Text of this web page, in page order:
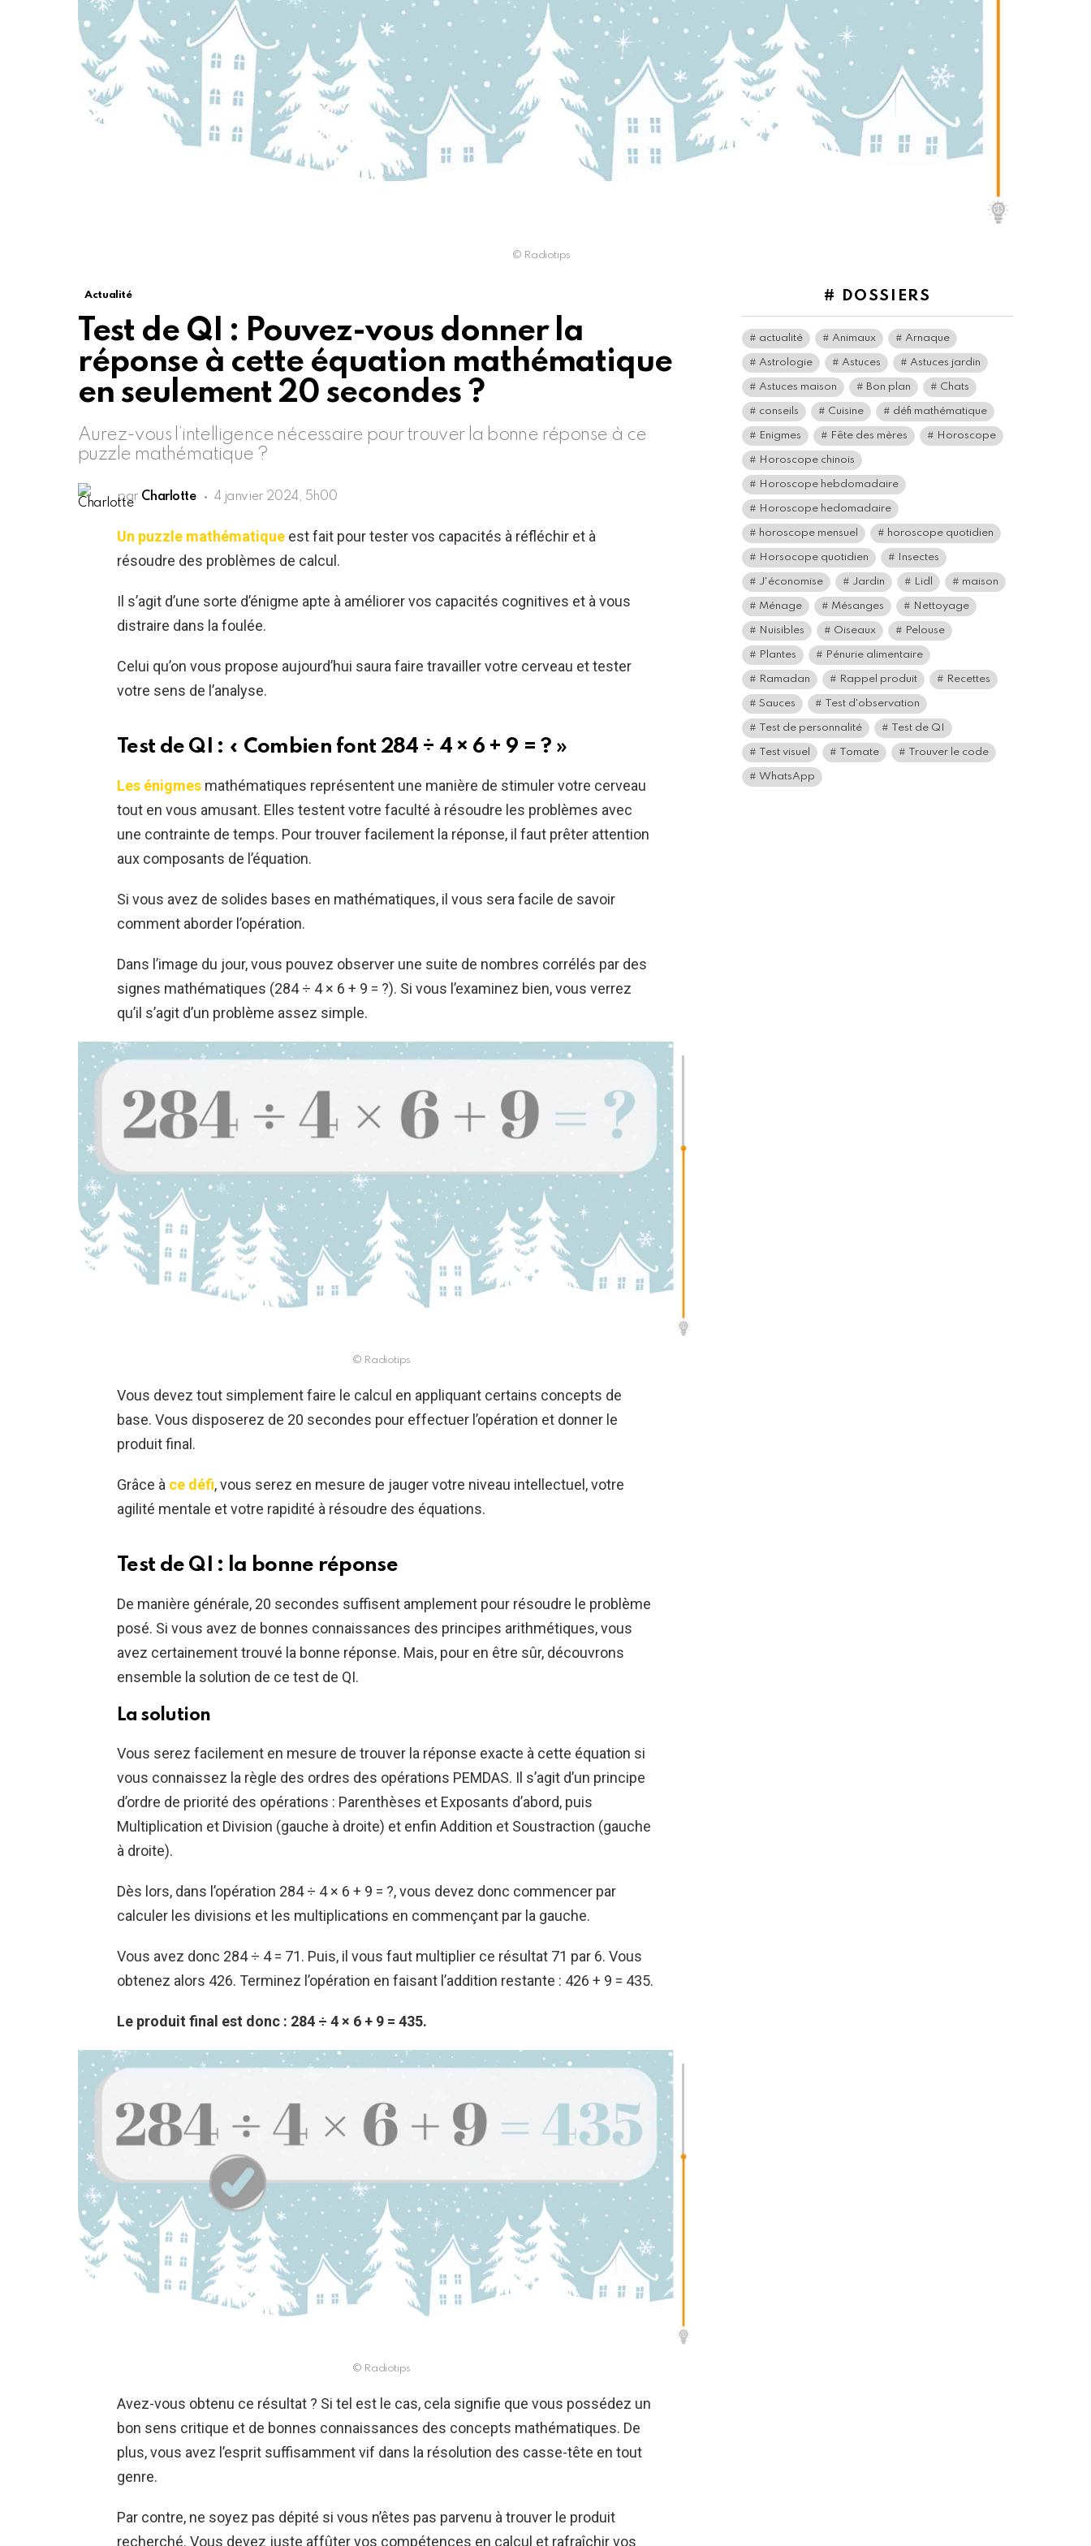
© Radiotips
Actualité
Test de QI : Pouvez-vous donner la
réponse à cette équation mathématique
en seulement 20 secondes ?
Aurez-vous l’intelligence nécessaire pour trouver la bonne réponse à ce
puzzle mathématique ?
par Charlotte 4 janvier 2024, 5h00
Un puzzle mathématique est fait pour tester vos capacités à réfléchir et à
résoudre des problèmes de calcul.
Il s’agit d’une sorte d’énigme apte à améliorer vos capacités cognitives et à vous
distraire dans la foulée.
Celui qu’on vous propose aujourd’hui saura faire travailler votre cerveau et tester
votre sens de l’analyse.
Test de QI : « Combien font 284 ÷ 4 × 6 + 9 = ? »
Les énigmes mathématiques représentent une manière de stimuler votre cerveau
tout en vous amusant. Elles testent votre faculté à résoudre les problèmes avec
une contrainte de temps. Pour trouver facilement la réponse, il faut prêter attention
aux composants de l’équation.
Si vous avez de solides bases en mathématiques, il vous sera facile de savoir
comment aborder l’opération.
Dans l’image du jour, vous pouvez observer une suite de nombres corrélés par des
signes mathématiques (284 ÷ 4 × 6 + 9 = ?). Si vous l’examinez bien, vous verrez
qu’il s’agit d’un problème assez simple.
© Radiotips
Vous devez tout simplement faire le calcul en appliquant certains concepts de
base. Vous disposerez de 20 secondes pour effectuer l’opération et donner le
produit final.
Grâce à ce défi, vous serez en mesure de jauger votre niveau intellectuel, votre
agilité mentale et votre rapidité à résoudre des équations.
Test de QI : la bonne réponse
De manière générale, 20 secondes suffisent amplement pour résoudre le problème
posé. Si vous avez de bonnes connaissances des principes arithmétiques, vous
avez certainement trouvé la bonne réponse. Mais, pour en être sûr, découvrons
ensemble la solution de ce test de QI.
La solution
Vous serez facilement en mesure de trouver la réponse exacte à cette équation si
vous connaissez la règle des ordres des opérations PEMDAS. Il s’agit d’un principe
d’ordre de priorité des opérations : Parenthèses et Exposants d’abord, puis
Multiplication et Division (gauche à droite) et enfin Addition et Soustraction (gauche
à droite).
Dès lors, dans l’opération 284 ÷ 4 × 6 + 9 = ?, vous devez donc commencer par
calculer les divisions et les multiplications en commençant par la gauche.
Vous avez donc 284 ÷ 4 = 71. Puis, il vous faut multiplier ce résultat 71 par 6. Vous
obtenez alors 426. Terminez l’opération en faisant l’addition restante : 426 + 9 = 435.
Le produit final est donc : 284 ÷ 4 × 6 + 9 = 435.
© Radiotips
Avez-vous obtenu ce résultat ? Si tel est le cas, cela signifie que vous possédez un
bon sens critique et de bonnes connaissances des concepts mathématiques. De
plus, vous avez l’esprit suffisamment vif dans la résolution des casse-tête en tout
genre.
Par contre, ne soyez pas dépité si vous n’êtes pas parvenu à trouver le produit
recherché. Vous devez juste affûter vos compétences en calcul et rafraîchir vos
# DOSSIERS
actualité Animaux Arnaque
Astrologie Astuces Astuces jardin
Astuces maison Bon plan Chats
conseils Cuisine défi mathématique
Enigmes Fête des mères Horoscope
Horoscope chinois
Horoscope hebdomadaire
Horoscope hedomadaire
horoscope mensuel horoscope quotidien
Horsocope quotidien Insectes
J'économise Jardin Lidl maison
Ménage Mésanges Nettoyage
Nuisibles Oiseaux Pelouse
Plantes Pénurie alimentaire
Ramadan Rappel produit Recettes
Sauces Test d'observation
Test de personnalité Test de QI
Test visuel Tomate Trouver le code
WhatsApp